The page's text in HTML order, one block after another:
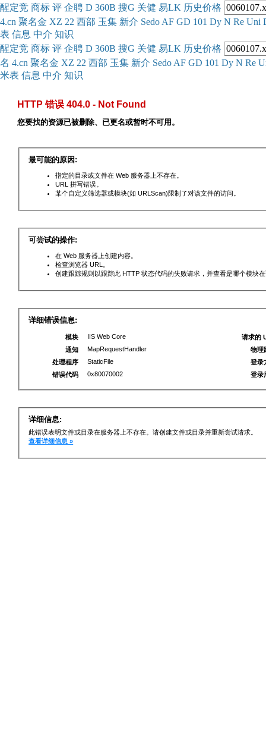
醒定竞 商标 评 企聘 D 360B 搜G 关健 易LK 历史价格
4.cn 聚名金 XZ 22 西部 玉集 新介 Sedo AF GD 101 Dy N Re Uni
表 信息 中介 知识